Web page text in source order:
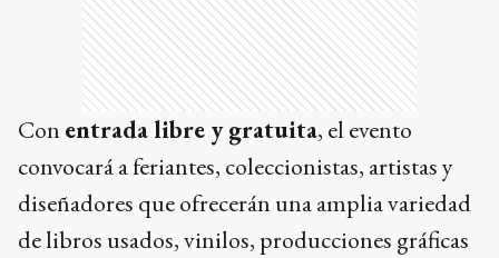
Con entrada libre y gratuita, el evento
convocará a feriantes, coleccionistas, artistas y
diseñadores que ofrecerán una amplia variedad
de libros usados, vinilos, producciones gráficas